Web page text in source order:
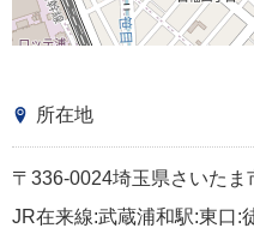
所在地
〒336-0024埼玉県さいたま
JR在来線:武蔵浦和駅:東口: